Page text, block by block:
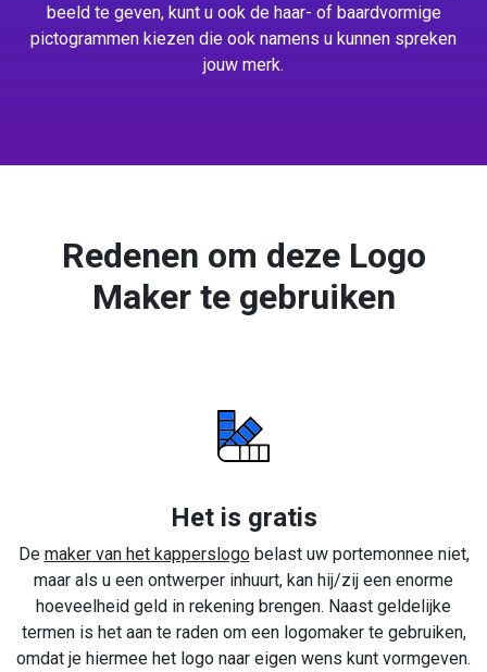
beeld te geven, kunt u ook de haar- of baardvormige
pictogrammen kiezen die ook namens u kunnen spreken
jouw merk.
Redenen om deze Logo
Maker te gebruiken
Het is gratis
De maker van het kapperslogobelast uw portemonnee niet,
maar als u een ontwerper inhuurt, kan hij/zij een enorme
hoeveelheid geld in rekening brengen. Naast geldelijke
termen is het aan te raden om een logomaker te gebruiken,
omdat je hiermee het logo naar eigen wens kunt vormgeven.